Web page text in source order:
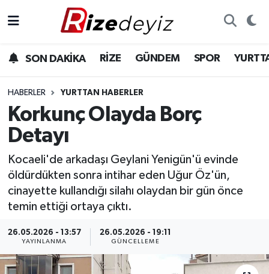
SON DAKİKA RİZE GÜNDEM SPOR
HABERLER YURTTAN HABERLER
Korkunç Olayda Borç
Detayı
Kocaeli'de arkadaşı Geylani Yenigün'ü evinde
öldürdükten sonra intihar eden Uğur Öz'ün,
cinayette kullandığı silahı olaydan bir gün önce
temin ettiği ortaya çıktı.
26.05.2026 - 13:57
YAYINLANMA
26.05.2026 - 19:11
GÜNCELLEME
Gündem
Yurttan Haberler
Ekonomi
Teknoloji
Rize Hava Durumu
Rize Trafik Yoğunluk Haritası
Süper Lig Puan Durumu ve Fikstür
Tüm Manşetler
Son Dakika Haberleri
Haber Arşivi